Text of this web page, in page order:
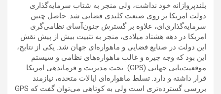
بلندپروازانه خود نداشت، ولی منجر به شتاب سرمایه‌گذاری
دولت امریکا بر روی صنعت کلیدی فضایی شد. حاصل چنین
سرمایه‌گذاری‌ای، علاوه بر گسترش جنون‌آسای نظامی‌گری
امریکا در دهه هشتاد میلادی، منجر به تثبیت بیش از پیش نقش
این دولت در صنایع فضایی و ماهواره‌ای جهان شد. یکی از نتایج،
این بود که وجه چیره و غالب ماهواره‌های نظامی و سیستم
موقعیت‌یابی جهانی (GPS) تحت مدیریت و فرماندهی امریکا
قرار داشته و دارد. تسلط ماهواره‌ای ایالات متحده، نیازمند
بررسی گسترده‌تری است ولی به کوتاهی می‌توان گفت که GPS